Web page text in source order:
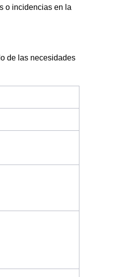
o incidencias en la
de las necesidades